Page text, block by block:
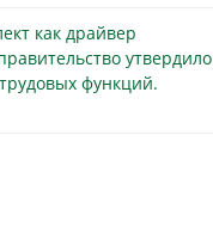
как драйвер
утвердило
функций.